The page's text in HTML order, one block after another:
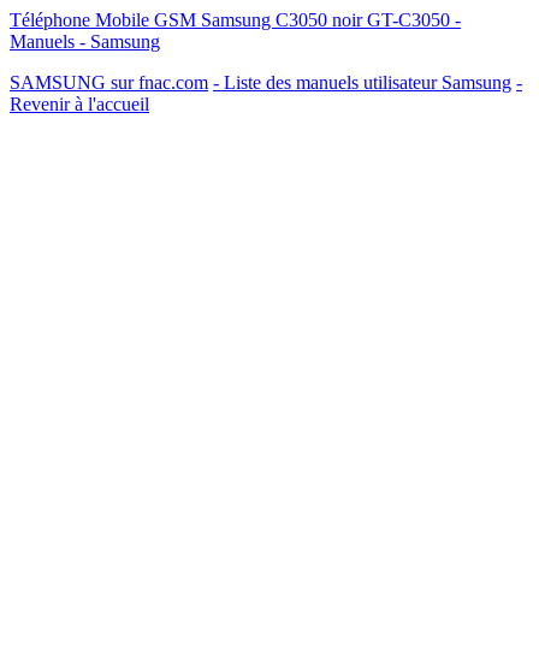
Téléphone Mobile GSM Samsung C3050 noir GT-C3050 -
Manuels - Samsung
SAMSUNG sur fnac.com - Liste des manuels utilisateur Samsung -
Revenir à l'accueil